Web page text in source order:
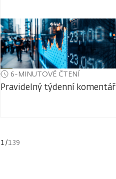
6-MINUTOVÉ ČTENÍ
Pravidelný týdenní
1 /139